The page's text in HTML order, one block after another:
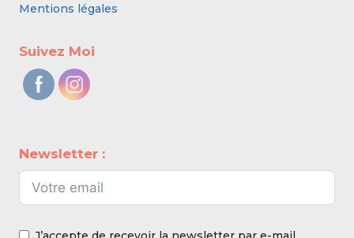
Mentions légales
Suivez Moi
Newsletter :